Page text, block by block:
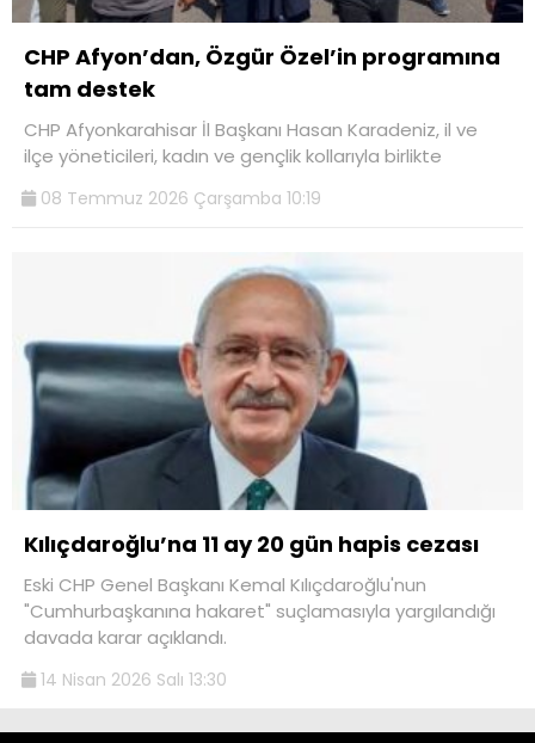
CHP Afyon’dan, Özgür Özel’in programına
tam destek
CHP Afyonkarahisar İl Başkanı Hasan Karadeniz, il ve
ilçe yöneticileri, kadın ve gençlik kollarıyla birlikte
08 Temmuz 2026 Çarşamba 10:19
Kılıçdaroğlu’na 11 ay 20 gün hapis cezası
Eski CHP Genel Başkanı Kemal Kılıçdaroğlu'nun
"Cumhurbaşkanına hakaret" suçlamasıyla yargılandığı
davada karar açıklandı.
14 Nisan 2026 Salı 13:30